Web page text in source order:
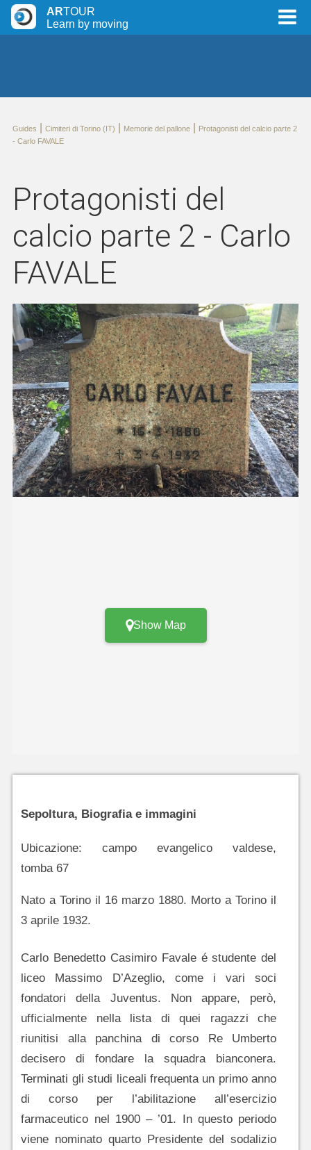
ARTOUR
Learn by moving
Guides Cimiteri di Torino (IT) Memorie del pallone|
Protagonisti del calcio parte 2
- Carlo FAVALE
Protagonisti del
calcio parte 2 - Carlo
FAVALE
Show Map
Sepoltura, Biografia e immagini
Ubicazione: campo evangelico valdese,
tomba 67
Nato a Torino il 16 marzo 1880. Morto a Torino il
3 aprile 1932.
Carlo Benedetto Casimiro Favale é studente del
liceo Massimo D’Azeglio, come i vari soci
fondatori della Juventus. Non appare, però,
ufficialmente nella lista di quei ragazzi che
riunitisi alla panchina di corso Re Umberto
decisero di fondare la squadra bianconera.
Terminati gli studi liceali frequenta un primo anno
di corso per l’abilitazione all’esercizio
farmaceutico nel 1900 – ’01. In questo periodo
viene nominato quarto Presidente del sodalizio